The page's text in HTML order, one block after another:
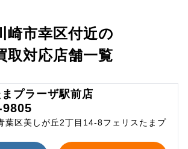
崎市幸区付近の
取対応店舗一覧
プラーザ駅前店
葉区美しが丘2丁目14-8フェリスたまプ